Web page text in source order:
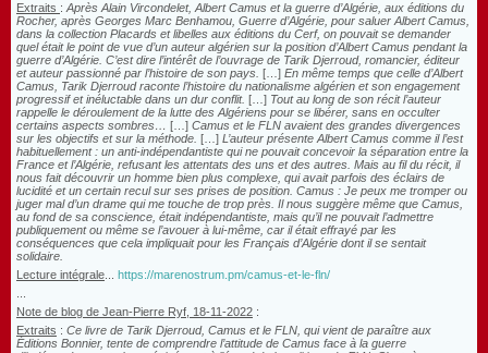
Extraits : Après Alain Vircondelet, Albert Camus et la guerre d’Algérie, aux éditions du
Rocher, après Georges Marc Benhamou , Guerre d’Algérie, pour saluer Albert Camus,
dans la collection Placards et libelles aux éditions du Cerf, on pouvait se demander
quel était le point de vue d’un auteur algérien sur la position d’Albert Camus pendant la
guerre d’Algérie. C’est dire l’intérêt de l’ouvrage de Tarik Djerroud, romancier, éditeur
et auteur passionné par l’histoire de son pays. […] En même temps que celle d’Albert
Camus, Tarik Djerroud raconte l’histoire du nationalisme algérien et son engagement
progressif et inéluctable dans un dur conflit. […] Tout au long de son récit l’auteur
rappelle le déroulement de la lutte des Algériens pour se libérer, sans en occulter
certains aspects sombres … […] Camus et le FLN avaient des grandes divergences
sur les objectifs et sur la méthode. […] L’auteur présente Albert Camus comme il l’est
habituellement : un anti-indépendantiste qui ne pouvait concevoir la séparation entre la
France et l’Algérie, refusant les attentats des uns et des autres. Mais au fil du récit, il
nous fait découvrir un homme bien plus complexe, qui avait parfois des éclairs de
lucidité et un certain recul sur ses prises de position. Camus : Je peux me tromper ou
juger mal d’un drame qui me touche de trop près. Il nous suggère même que Camus,
au fond de sa conscience, était indépendantiste, mais qu’il ne pouvait l’admettre
publiquement ou même se l’avouer à lui-même, car il était effrayé par les
conséquences que cela impliquait pour les Français d’Algérie dont il se sentait
solidaire.
Lecture intégrale
https://marenostrum.pm/camus-et-le-fln/
Note de blog de Jean-Pierre Ryf, 18-11-2022 :
Extraits : Ce livre de Tarik Djerroud, Camus et le FLN, qui vient de paraître aux
Éditions Bonnier, tente de comprendre l’attitude de Camus face à la guerre